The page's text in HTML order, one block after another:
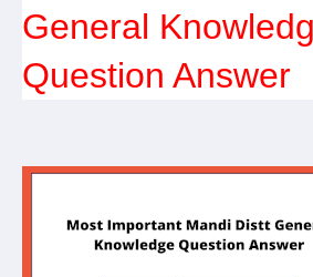
General
Question Answer